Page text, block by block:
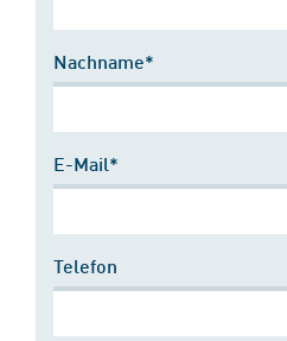
Nachname*
E-Mail*
Telefon